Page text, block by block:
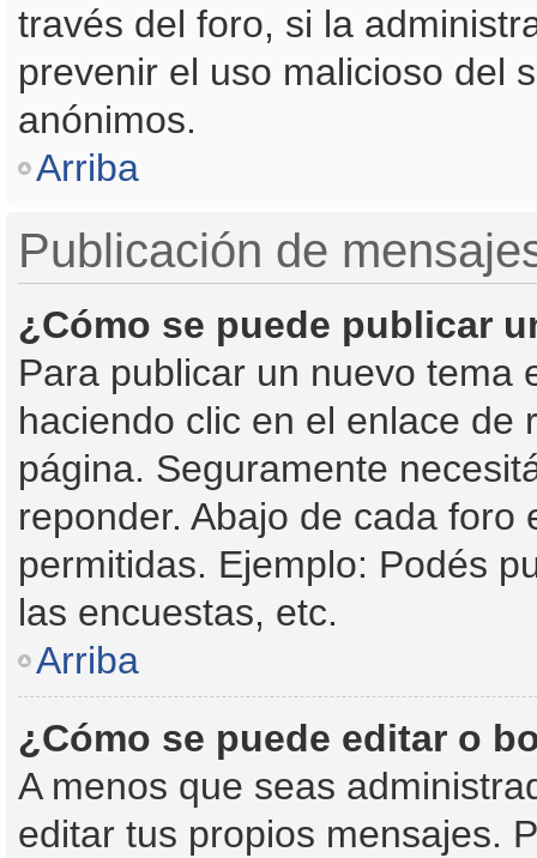
través del foro, si la
prevenir el uso malicioso del
anónimos.
Arriba
Publicación de
¿Cómo se puede publicar
Para publicar un nuevo tema
haciendo clic en el enlace de
página. Seguramente
reponder. Abajo de cada
permitidas. Ejemplo: Podés
las encuestas, etc.
Arriba
¿Cómo se puede editar o
A menos que seas
editar tus propios mensajes.